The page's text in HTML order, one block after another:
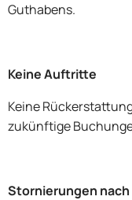
Guthabens.
Keine Auftritte
Keine
zukünftige
Stornierungen